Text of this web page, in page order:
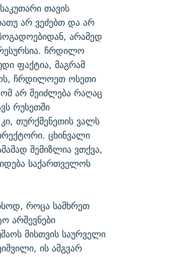
თავის
არ ვეძებთ და არ
არამედ
ჩრდილო
ფაქტია, მაგრამ
ჩრდილოეთ ოსეთი
არ შეიძლება რაღაც
რუსეთში
თურქმენეთის ვალს
ცხინვალი
შემიზლია ვთქვა,
საქართველოს
როცა სამხრეთ
არშევნები
მისთვის საურველი
ის ამგვარ